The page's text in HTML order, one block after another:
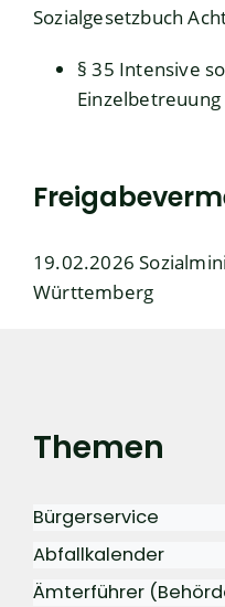
Sozialgesetzbuch
§ 35 Intensive
Einzelbetreuung
19.02.2026
Württemberg
Themen
Bürgerservice
Abfallkalender
Ämterführer